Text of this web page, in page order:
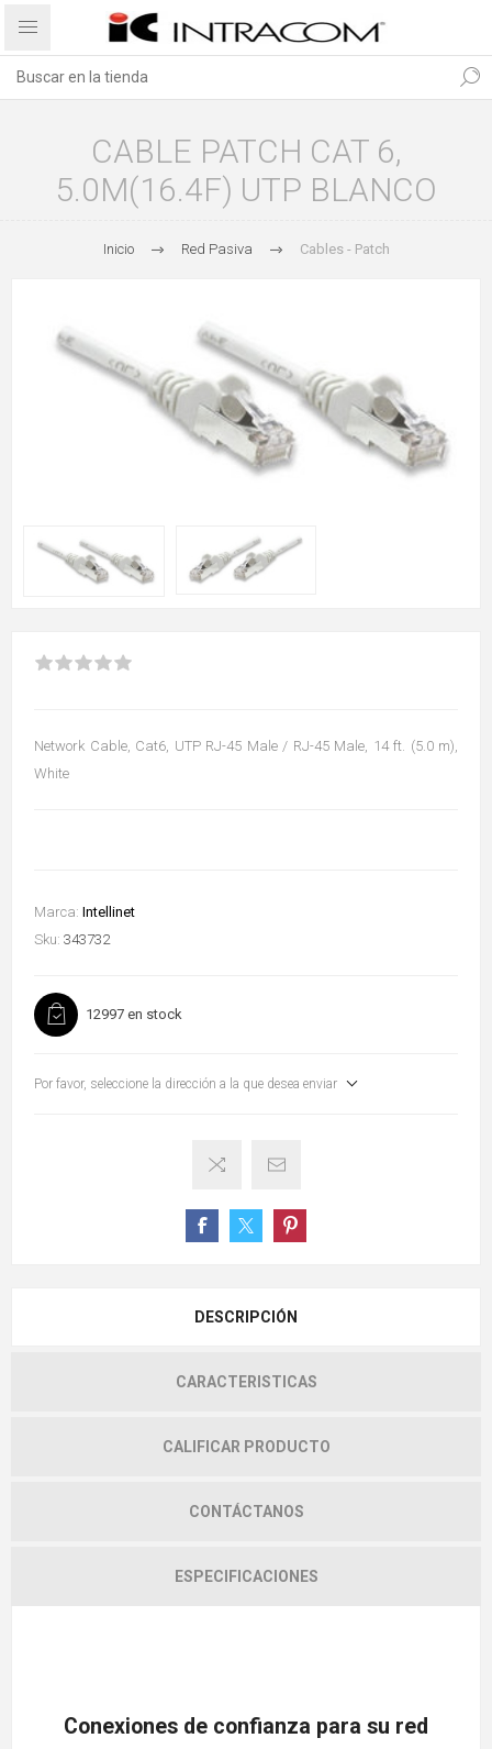
CABLE PATCH CAT 6,
5.0M(16.4F) UTP BLANCO
Inicio Red Pasiva Cables - Patch
Network Cable, Cat6, UTP RJ-45 Male / RJ-45 Male, 14 ft. (5.0 m),
White
Marca: Intellinet
Sku: 343732
12997 en stock
Por favor, seleccione la dirección a la que desea enviar
DESCRIPCIÓN
CARACTERISTICAS
CALIFICAR PRODUCTO
CONTÁCTANOS
ESPECIFICACIONES
Conexiones de confianza para su red